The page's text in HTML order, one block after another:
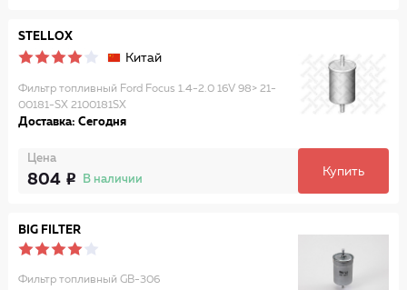
STELLOX
Китай
Фильтр топливный Ford Focus 1.4-2.0 16V 98> 21-
00181-SX 2100181SX
Доставка: Сегодня
Цена
804 В наличии
Купить
BIG FILTER
Фильтр топливный GB-306